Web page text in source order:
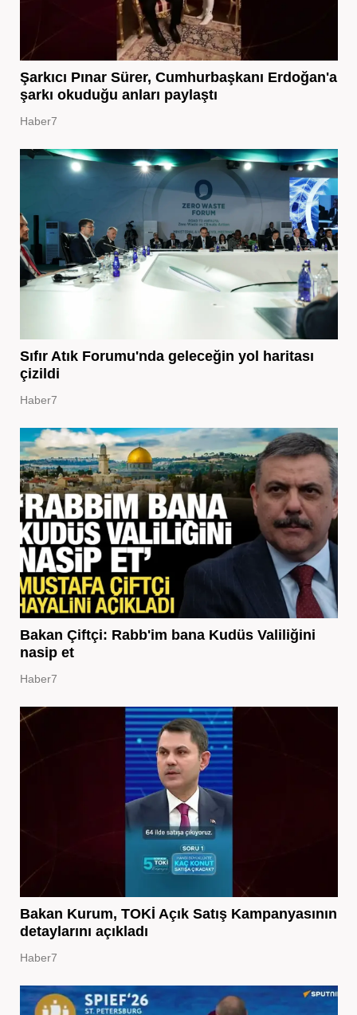
Şarkıcı Pınar Sürer, Cumhurbaşkanı Erdoğan'a
şarkı okuduğu anları paylaştı
Haber7
Sıfır Atık Forumu'nda geleceğin yol haritası
çizildi
Haber7
Bakan Çiftçi: Rabb'im bana Kudüs Valiliğini
nasip et
Haber7
Bakan Kurum, TOKİ Açık Satış Kampanyasının
detaylarını açıkladı
Haber7